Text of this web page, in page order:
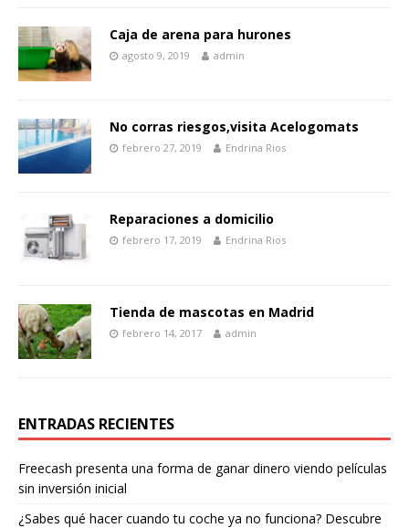
Caja de arena para hurones
agosto 9, 2019 admin
No corras riesgos,visita Acelogomats
febrero 27, 2019 Endrina Rios
Reparaciones a domicilio
febrero 17, 2019 Endrina Rios
Tienda de mascotas en Madrid
febrero 14, 2017 admin
ENTRADAS RECIENTES
Freecash presenta una forma de ganar dinero viendo películas
sin inversión inicial
¿Sabes qué hacer cuando tu coche ya no funciona? Descubre